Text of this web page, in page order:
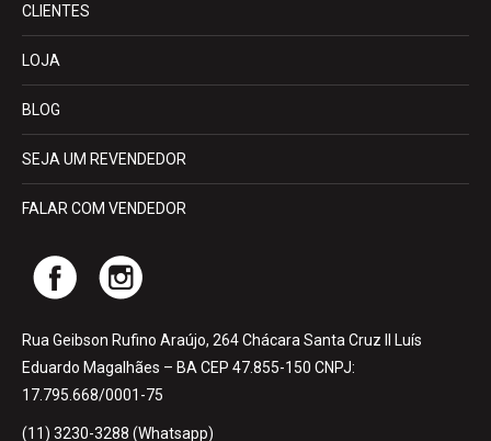
CLIENTES
LOJA
BLOG
SEJA UM REVENDEDOR
FALAR COM VENDEDOR
Rua Geibson Rufino Araújo, 264 Chácara Santa Cruz II Luís
Eduardo Magalhães – BA CEP 47.855-150 CNPJ:
17.795.668/0001-75
(11) 3230-3288 (Whatsapp)